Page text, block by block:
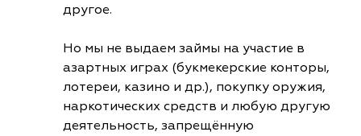
другое.
Но мы не выдаем займы на участие в
азартных играх (букмекерские конторы,
лотереи, казино и др.), покупку оружия,
наркотических средств и любую другую
деятельность, запрещённую